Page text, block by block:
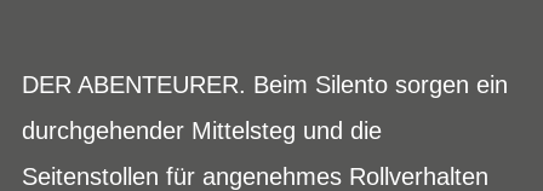
DER ABENTEURER. Beim Silento sorgen ein
durchgehender Mittelsteg und die
Seitenstollen für angenehmes Rollverhalten